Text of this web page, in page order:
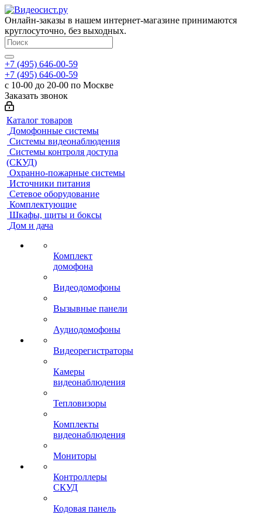
Онлайн-заказы в нашем интернет-магазине принимаются
круглосуточно, без выходных.
+7 (495) 646-00-59
+7 (495) 646-00-59
с 10-00 до 20-00 по Москве
Заказать звонок
Каталог товаров
Домофонные системы
Системы видеонаблюдения
Системы контроля доступа
(СКУД)
Охранно-пожарные системы
Источники питания
Сетевое оборудование
Комплектующие
Шкафы, щиты и боксы
Дом и дача
Комплект
домофона
Видеодомофоны
Вызывные панели
Аудиодомофоны
Видеорегистраторы
Камеры
видеонаблюдения
Тепловизоры
Комплекты
видеонаблюдения
Мониторы
Контроллеры
СКУД
Кодовая панель